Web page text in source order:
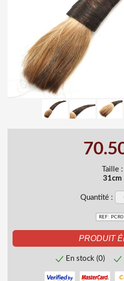
Taille :
31cm
Quantité :
REF:
En stock (0)